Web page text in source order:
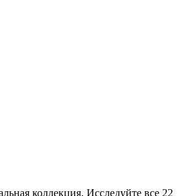
коллекция. Исследуйте все 22